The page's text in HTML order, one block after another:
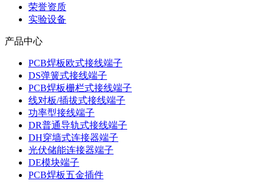
荣誉资质
实验设备
产品中心
PCB焊板欧式接线端子
DS弹簧式接线端子
PCB焊板栅栏式接线端子
线对板/插拔式接线端子
功率型接线端子
DR普通导轨式接线端子
DH穿墙式连接器端子
光伏储能连接器端子
DE模块端子
PCB焊板五金插件